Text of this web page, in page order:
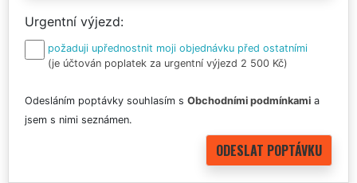
Urgentní výjezd
požaduji upřednostnit moji objednávku před ostatními
(je účtován poplatek za urgentní výjezd 2 500 Kč)
Odesláním poptávky souhlasím s Obchodními podmínkami a
jsem s nimi seznámen.